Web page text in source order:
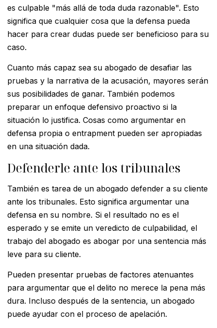
es culpable "más allá de toda duda razonable". Esto
significa que cualquier cosa que la defensa pueda
hacer para crear dudas puede ser beneficioso para su
caso.
Cuanto más capaz sea su abogado de desafiar las
pruebas y la narrativa de la acusación, mayores serán
sus posibilidades de ganar. También podemos
preparar un enfoque defensivo proactivo si la
situación lo justifica. Cosas como argumentar en
defensa propia o entrapment pueden ser apropiadas
en una situación dada.
Defenderle ante los tribunales
También es tarea de un abogado defender a su cliente
ante los tribunales. Esto significa argumentar una
defensa en su nombre. Si el resultado no es el
esperado y se emite un veredicto de culpabilidad, el
trabajo del abogado es abogar por una sentencia más
leve para su cliente.
Pueden presentar pruebas de factores atenuantes
para argumentar que el delito no merece la pena más
dura. Incluso después de la sentencia, un abogado
puede ayudar con el proceso de apelación.